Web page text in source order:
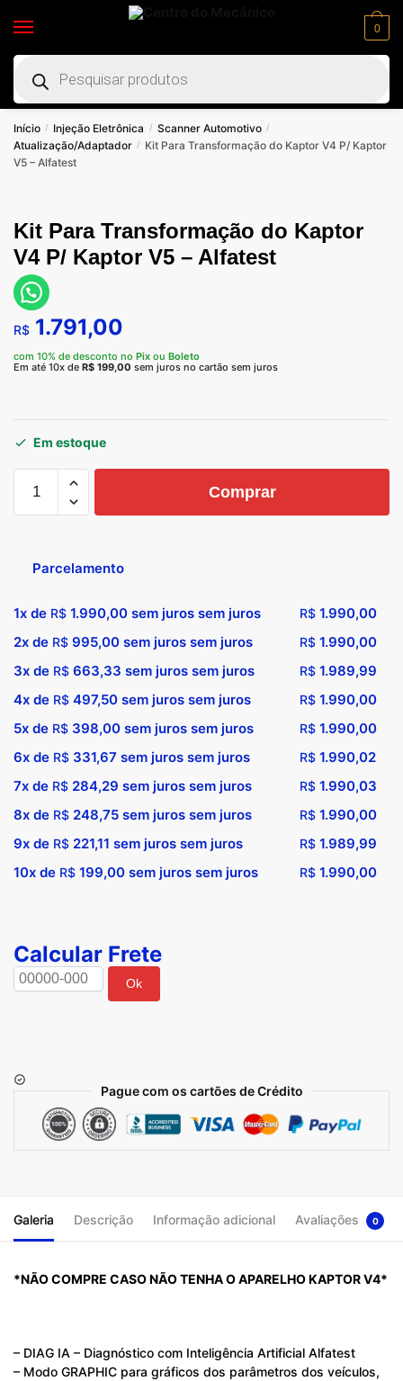
0
Início / Injeção Eletrônica / Scanner Automotivo /
Atualização/Adaptador /
Kit Para Transformação do Kaptor V4 P/ Kaptor
V5 – Alfatest
Kit Para Transformação do Kaptor
V4 P/ Kaptor V5 – Alfatest
R$ 1.791,00
com 10% de desconto no Pix ou Boleto
Em até 10x de R$ 199,00 sem juros no cartão sem juros
Em estoque
Comprar
Parcelamento
1x de R$ 1.990,00 sem juros sem juros R$ 1.990,00
2x de R$ 995,00 sem juros sem juros R$ 1.990,00
3x de R$ 663,33 sem juros sem juros R$ 1.989,99
4x de R$ 497,50 sem juros sem juros R$ 1.990,00
5x de R$ 398,00 sem juros sem juros R$ 1.990,00
6x de R$ 331,67 sem juros sem juros R$ 1.990,02
7x de R$ 284,29 sem juros sem juros R$ 1.990,03
8x de R$ 248,75 sem juros sem juros R$ 1.990,00
9x de R$ 221,11 sem juros sem juros R$ 1.989,99
10x de R$ 199,00 sem juros sem juros R$ 1.990,00
Calcular Frete
Ok
Pague com os cartões de Crédito
Galeria Descrição Informação adicional Avaliações 0
*NÃO COMPRE CASO NÃO TENHA O APARELHO KAPTOR V4*
– DIAG IA – Diagnóstico com Inteligência Artificial Alfatest
– Modo GRAPHIC para gráficos dos parâmetros dos veículos,